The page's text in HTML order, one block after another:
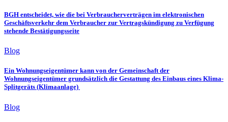
BGH entscheidet, wie die bei Verbraucherverträgen im elektronischen
Geschäftsverkehr dem Verbraucher zur Vertragskündigung zu Verfügung
stehende Bestätigungsseite
Blog
Ein Wohnungseigentümer kann von der Gemeinschaft der
Wohnungseigentümer grundsätzlich die Gestattung des Einbaus eines Klima-
Splitgeräts (Klimaanlage)
Blog